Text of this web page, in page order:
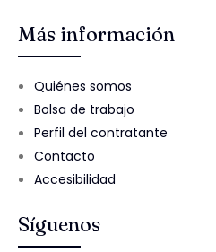
Más información
Quiénes somos
Bolsa de trabajo
Perfil del contratante
Contacto
Accesibilidad
Síguenos